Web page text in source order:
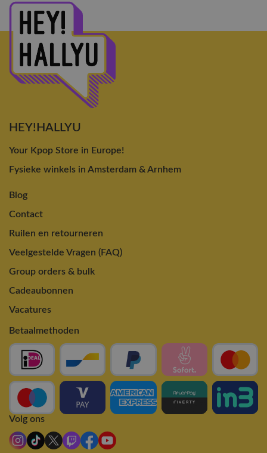
HEY!HALLYU
Your Kpop Store in Europe!
Fysieke winkels in Amsterdam & Arnhem
Blog
Contact
Ruilen en retourneren
Veelgestelde Vragen (FAQ)
Group orders & bulk
Cadeaubonnen
Vacatures
Betaalmethoden
Volg ons